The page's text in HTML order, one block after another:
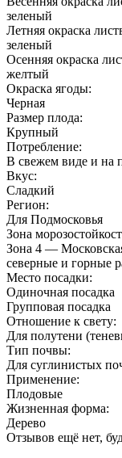
зеленый
Летняя окраска
зеленый
Осенняя окраска
желтый
Окраска ягоды:
Черная
Размер плода:
Крупный
Потребление:
В свежем виде и на
Вкус:
Сладкий
Регион:
Для Подмосковья
Зона
Зона 4 —
северные и горные
Место посадки:
Одиночная посадка
Групповая посадка
Отношение к свету:
Для полутени
Тип почвы:
Для суглинистых
Применение:
Плодовые
Жизненная форма:
Дерево
Отзывов ещё нет,